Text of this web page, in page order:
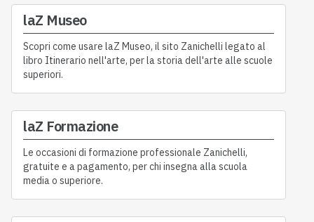
laZ Museo
Scopri come usare laZ Museo, il sito Zanichelli legato al
libro Itinerario nell'arte, per la storia dell'arte alle scuole
superiori.
laZ Formazione
Le occasioni di formazione professionale Zanichelli,
gratuite e a pagamento, per chi insegna alla scuola
media o superiore.